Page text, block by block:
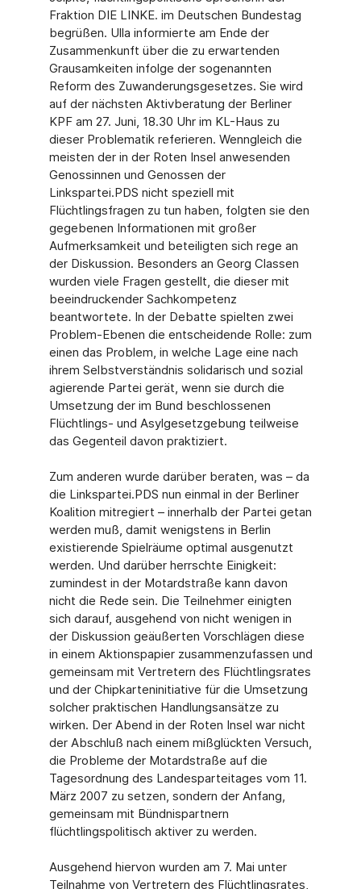
Fraktion DIE LINKE. im Deutschen Bundestag
begrüßen. Ulla informierte am Ende der
Zusammenkunft über die zu erwartenden
Grausamkeiten infolge der sogenannten
Reform des Zuwanderungsgesetzes. Sie wird
auf der nächsten Aktivberatung der Berliner
KPF am 27. Juni, 18.30 Uhr im KL-Haus zu
dieser Problematik referieren. Wenngleich die
meisten der in der Roten Insel anwesenden
Genossinnen und Genossen der
Linkspartei.PDS nicht speziell mit
Flüchtlingsfragen zu tun haben, folgten sie den
gegebenen Informationen mit großer
Aufmerksamkeit und beteiligten sich rege an
der Diskussion. Besonders an Georg Classen
wurden viele Fragen gestellt, die dieser mit
beeindruckender Sachkompetenz
beantwortete. In der Debatte spielten zwei
Problem-Ebenen die entscheidende Rolle: zum
einen das Problem, in welche Lage eine nach
ihrem Selbstverständnis solidarisch und sozial
agierende Partei gerät, wenn sie durch die
Umsetzung der im Bund beschlossenen
Flüchtlings- und Asylgesetzgebung teilweise
das Gegenteil davon praktiziert.
Zum anderen wurde darüber beraten, was – da
die Linkspartei.PDS nun einmal in der Berliner
Koalition mitregiert – innerhalb der Partei getan
werden muß, damit wenigstens in Berlin
existierende Spielräume optimal ausgenutzt
werden. Und darüber herrschte Einigkeit:
zumindest in der Motardstraße kann davon
nicht die Rede sein. Die Teilnehmer einigten
sich darauf, ausgehend von nicht wenigen in
der Diskussion geäußerten Vorschlägen diese
in einem Aktionspapier zusammenzufassen und
gemeinsam mit Vertretern des Flüchtlingsrates
und der Chipkarteninitiative für die Umsetzung
solcher praktischen Handlungsansätze zu
wirken. Der Abend in der Roten Insel war nicht
der Abschluß nach einem mißglückten Versuch,
die Probleme der Motardstraße auf die
Tagesordnung des Landesparteitages vom 11.
März 2007 zu setzen, sondern der Anfang,
gemeinsam mit Bündnispartnern
flüchtlingspolitisch aktiver zu werden.
Ausgehend hiervon wurden am 7. Mai unter
Teilnahme von Vertretern des Flüchtlingsrates,